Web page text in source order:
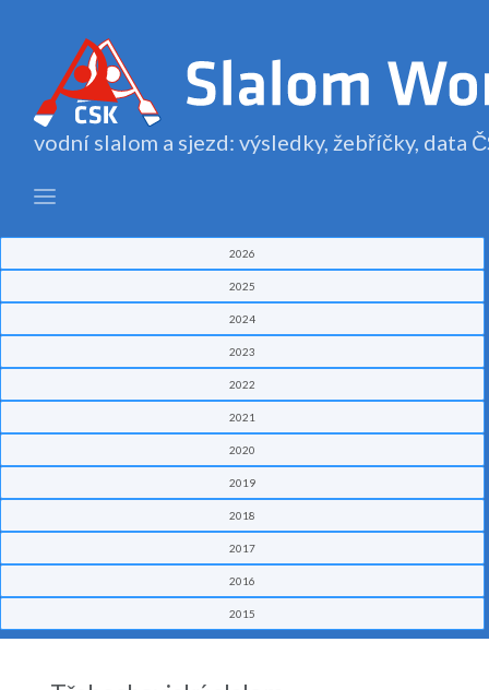
vodní slalom a sjezd: výsledky, žebříčky, data
2026
2025
2024
2023
2022
2021
2020
2019
2018
2017
2016
2015